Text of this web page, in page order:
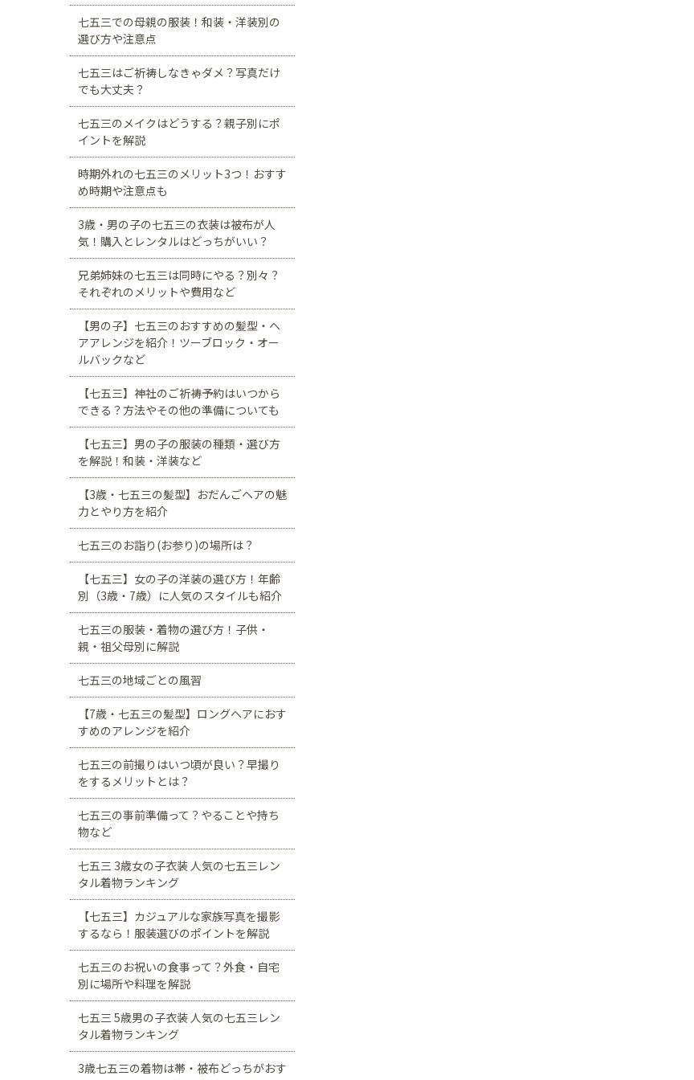
七五三での母親の服装！和装・洋装別の
選び方や注意点
七五三はご祈祷しなきゃダメ？写真だけ
でも大丈夫？
七五三のメイクはどうする？親子別にポ
イントを解説
時期外れの七五三のメリット3つ！おすす
め時期や注意点も
3歳・男の子の七五三の衣装は被布が人
気！購入とレンタルはどっちがいい？
兄弟姉妹の七五三は同時にやる？別々？
それぞれのメリットや費用など
【男の子】七五三のおすすめの髪型・ヘ
アアレンジを紹介！ツーブロック・オー
ルバックなど
【七五三】神社のご祈祷予約はいつから
できる？方法やその他の準備についても
【七五三】男の子の服装の種類・選び方
を解説！和装・洋装など
【3歳・七五三の髪型】おだんごヘアの魅
力とやり方を紹介
七五三のお詣り(お参り)の場所は？
【七五三】女の子の洋装の選び方！年齢
別（3歳・7歳）に人気のスタイルも紹介
七五三の服装・着物の選び方！子供・
親・祖父母別に解説
七五三の地域ごとの風習
【7歳・七五三の髪型】ロングヘアにおす
すめのアレンジを紹介
七五三の前撮りはいつ頃が良い？早撮り
をするメリットとは？
七五三の事前準備って？やることや持ち
物など
七五三 3歳女の子衣装 人気の七五三レン
タル着物ランキング
【七五三】カジュアルな家族写真を撮影
するなら！服装選びのポイントを解説
七五三のお祝いの食事って？外食・自宅
別に場所や料理を解説
七五三 5歳男の子衣装 人気の七五三レン
タル着物ランキング
3歳七五三の着物は帯・被布どっちがおす